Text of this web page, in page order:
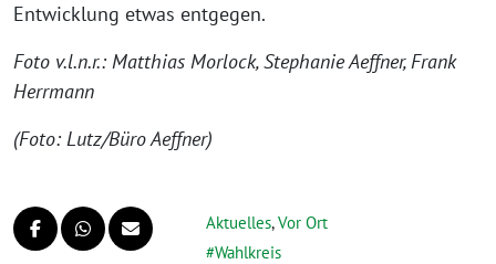
Entwicklung etwas entgegen.
Foto v.l.n.r.: Matthias Morlock, Stephanie Aeffner, Frank
Herrmann
(Foto: Lutz/Büro Aeffner)
Aktuelles,Vor Ort
Wahlkreis